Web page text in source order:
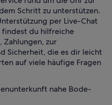
Schritt zu unterstützen.
per Live-Chat
findest du hilfreiche
Zahlungen, zur
Sicherheit, die es dir leicht
auf viele häufige Fragen
nahe Bode-